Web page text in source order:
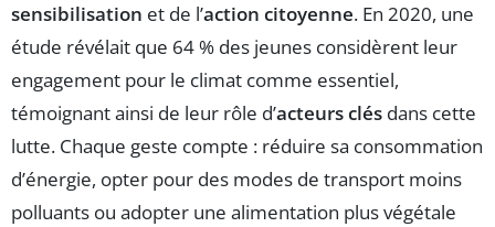
sensibilisation et de l’action citoyenne. En 2020, une
étude révélait que 64 % des jeunes considèrent leur
engagement pour le climat comme essentiel,
témoignant ainsi de leur rôle d’acteurs clés dans cette
lutte. Chaque geste compte : réduire sa consommation
d’énergie, opter pour des modes de transport moins
polluants ou adopter une alimentation plus végétale